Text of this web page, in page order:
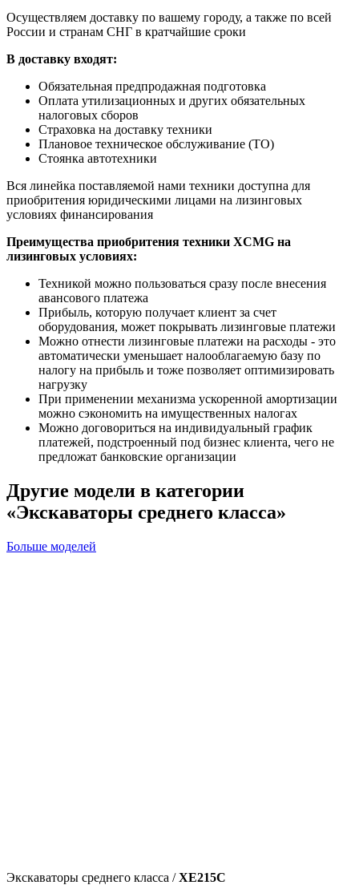
Осуществляем доставку по вашему городу, а также по всей
России и странам СНГ в кратчайшие сроки
В доставку входят:
Обязательная предпродажная подготовка
Оплата утилизационных и других обязательных
налоговых сборов
Страховка на доставку техники
Плановое техническое обслуживание (ТО)
Стоянка автотехники
Вся линейка поставляемой нами техники доступна для
приобритения юридическими лицами на лизинговых
условиях финансирования
Преимущества приобритения техники XCMG на
лизинговых условиях:
Техникой можно пользоваться сразу после внесения
авансового платежа
Прибыль, которую получает клиент за счет
оборудования, может покрывать лизинговые платежи
Можно отнести лизинговые платежи на расходы - это
автоматически уменьшает налооблагаемую базу по
налогу на прибыль и тоже позволяет оптимизировать
нагрузку
При применении механизма ускоренной амортизации
можно сэкономить на имущественных налогах
Можно договориться на индивидуальный график
платежей, подстроенный под бизнес клиента, чего не
предложат банковские организации
Другие модели в категории
«Экскаваторы среднего класса»
Больше моделей
Экскаваторы среднего класса /XE215C